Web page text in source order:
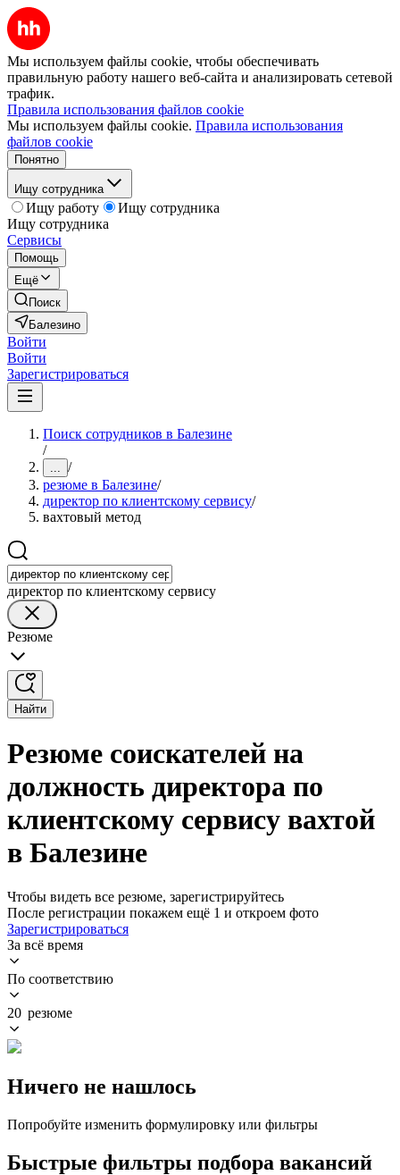
Мы используем файлы cookie, чтобы обеспечивать
правильную работу нашего веб-сайта и анализировать сетевой
трафик.
Правила использования файлов cookie
Мы используем файлы cookie. Правила использования
файлов cookie
Понятно
Ищу сотрудника
Ищу работу
Ищу сотрудника
Ищу сотрудника
Сервисы
Помощь
Ещё
Поиск
Балезино
Войти
Войти
Зарегистрироваться
Поиск сотрудников в Балезине
/
... /
резюме в Балезине/
директор по клиентскому сервису/
вахтовый метод
директор по клиентскому сервису
Резюме
Найти
Резюме соискателей на
должность директора по
клиентскому сервису вахтой
в Балезине
Чтобы видеть все резюме, зарегистрируйтесь
После регистрации покажем ещё 1 и откроем фото
Зарегистрироваться
За всё время
По соответствию
20 резюме
Ничего не нашлось
Попробуйте изменить формулировку или фильтры
Быстрые фильтры подбора вакансий